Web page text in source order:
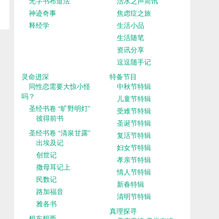
神迹奇事
释经学
焦虑症之旅
生活小品
生活随笔
资讯分享
逗逗随手记
灵命进深
同性恋需要大惊小怪
吗？
圣经书卷 “旷野明灯”
彼得前书
圣经书卷 “清泉甘露”
出埃及记
创世记
撒母耳记上
民数记
路加福音
雅各书
特备节目
中秋节特辑
儿童节特辑
受难节特辑
圣诞节特辑
复活节特辑
妇女节特辑
孝亲节特辑
情人节特辑
新春特辑
清明节特辑
真理探寻